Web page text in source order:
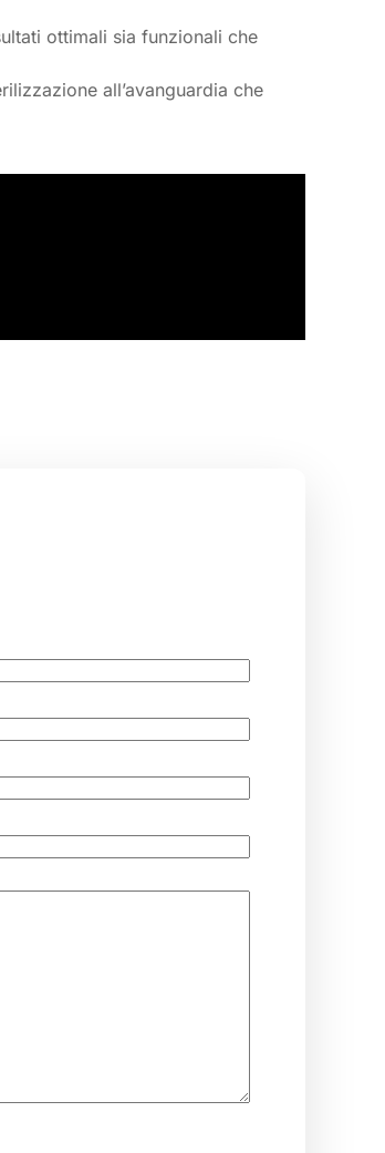
ottimali sia funzionali che
all’avanguardia che